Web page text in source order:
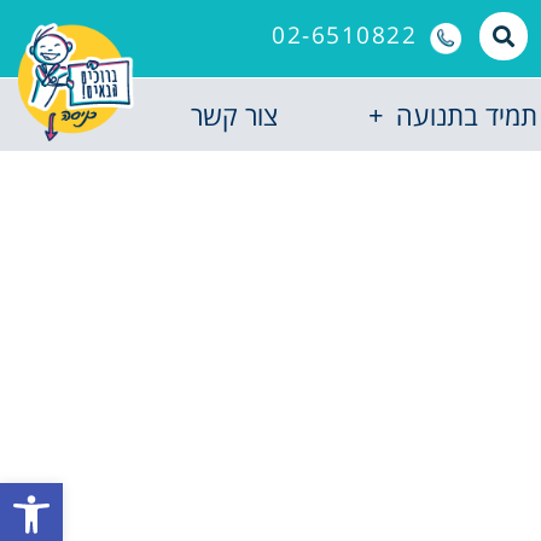
פתח
02-6510822
תמיד בתנועה צור קשר